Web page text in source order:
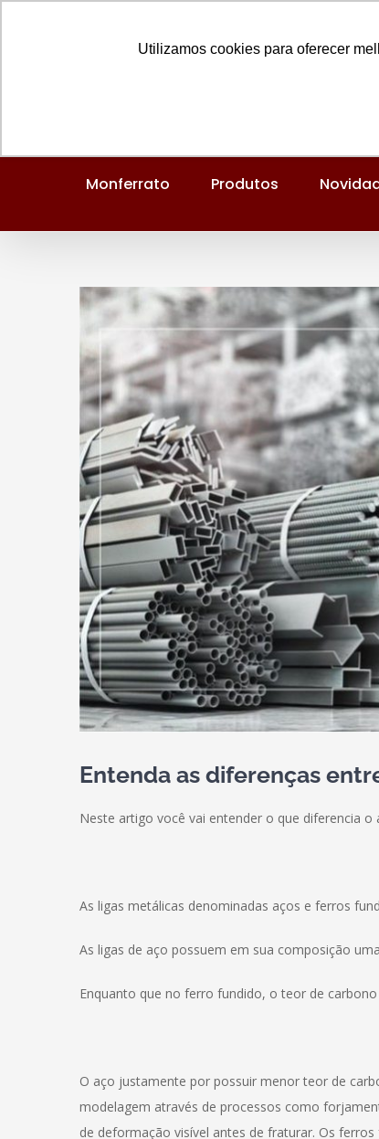
Utilizamos cookies para oferecer
Monferrato Produtos
View
Larger
Image
Entenda as diferenças
Neste artigo você vai entender o que diferencia
As ligas metálicas denominadas aços e ferros
As ligas de aço possuem em sua composição
Enquanto que no ferro fundido, o teor de
O aço justamente por possuir menor teor de
modelagem através de processos como
de deformação visível antes de fraturar. Os